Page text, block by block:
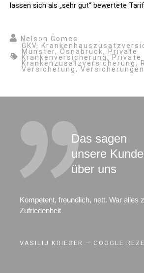
lassen sich als „sehr gut“ bewertete
Nelson Gomes
GKV,
Münster, Osnabrück , Private
Krankenversicherung , Private
Krankenzusatzversicherung ,
Versicherung , Versicherungen
Das sagen
unsere
über uns
Kompetent, freundlich, nett. War alles
Zufriedenheit
VASILIJ KRIEGER – GOOGLE